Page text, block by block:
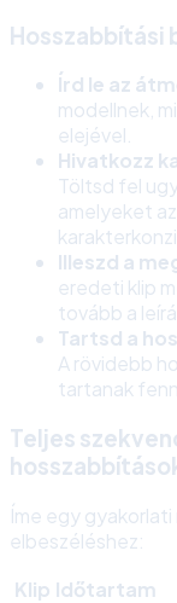
Hosszabbítási
Írd le az
modellnek,
elejével.
Hivatkozz
Töltsd fel
amelyeket
Illeszd a
eredeti klip
tovább a
Tartsd a
A rövidebb
tartanak
Teljes
Íme egy
elbeszéléshez:
Klip Időtartam